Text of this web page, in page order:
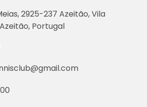
2925-237 Azeitão, Vila
Portugal